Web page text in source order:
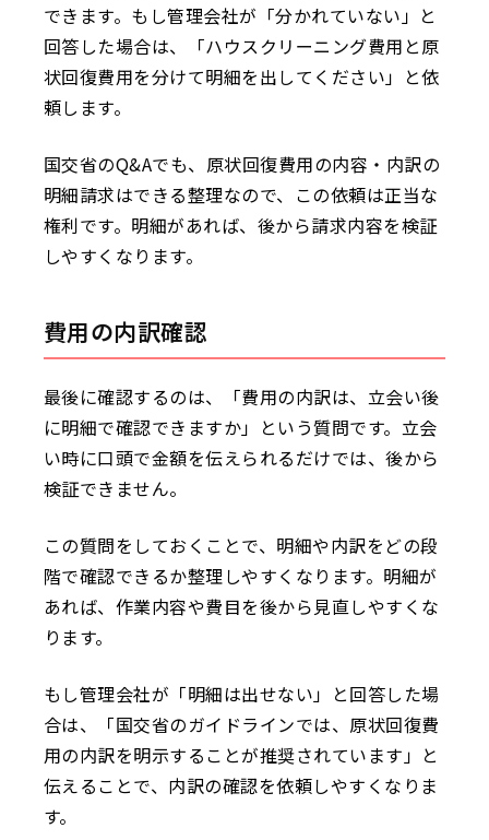
できます。もし管理会社が「分かれていない」と
回答した場合は、「ハウスクリーニング費用と原
状回復費用を分けて明細を出してください」と依
頼します。
国交省のQ&Aでも、原状回復費用の内容・内訳の
明細請求はできる整理なので、この依頼は正当な
権利です。明細があれば、後から請求内容を検証
しやすくなります。
費用の内訳確認
最後に確認するのは、「費用の内訳は、立会い後
に明細で確認できますか」という質問です。立会
い時に口頭で金額を伝えられるだけでは、後から
検証できません。
この質問をしておくことで、明細や内訳をどの段
階で確認できるか整理しやすくなります。明細が
あれば、作業内容や費目を後から見直しやすくな
ります。
もし管理会社が「明細は出せない」と回答した場
合は、「国交省のガイドラインでは、原状回復費
用の内訳を明示することが推奨されています」と
伝えることで、内訳の確認を依頼しやすくなりま
す。